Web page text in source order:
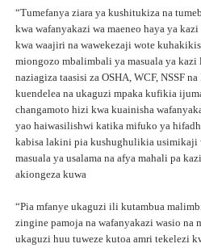
“Tumefanya ziara ya kushitukiza na
kwa wafanyakazi wa maeneo haya ya
kwa waajiri na wawekezaji wote
miongozo mbalimbali ya masuala ya
naziagiza taasisi za OSHA, WCF, NSSF
kuendelea na ukaguzi mpaka kufikia
changamoto hizi kwa kuainisha
yao haiwasilishwi katika mifuko ya
kabisa lakini pia kushughulikia usimikaji
masuala ya usalama na afya mahali pa
akiongeza kuwa
“Pia ­mfanye ukaguzi ili kutambua
zingine pamoja na wafanyakazi wasio na
ukaguzi huu tuweze kutoa amri tekelezi